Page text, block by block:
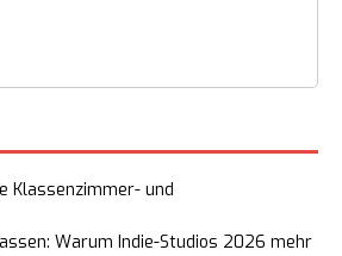
Klassenzimmer- und
Warum Indie-Studios 2026 mehr